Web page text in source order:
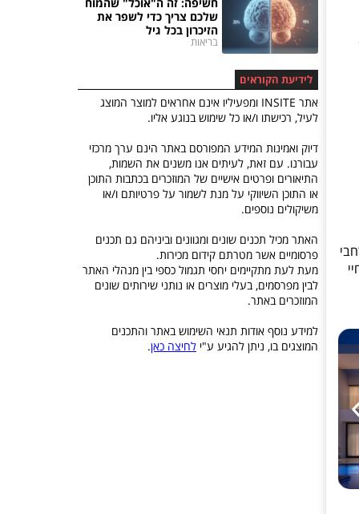
12
שלכם צריך כדי לשפר את
הזיכרון בכל גיל
בריאות
לידיעת הקוראים
אתר INSITE ומפעיליו אינם אחראים למוצר המוצג
לעיל, רכישתו ו/או כל שימוש בנוגע אליו.
דיוק ואמינות המידע המפורסם באתר הינם ערך מרכזי
עבורנו. עם זאת, לעיתים אנו משנים את השמות,
התיאורים ופרטים אישיים של המוזכרים בכתבות התוכן
או התוכן השיווקי על מנת לשמור על פרטיותם ו/או
משיקולים נוספים.
האתר מכיל תכנים שונים ומגוונים וביניהם גם תכנים
פרסומיים אשר מטרתם קידום מכירות.
מעת לעת מתקיימים יחסי תגמול כספי בין מנהלי האתר
לבין מפרסמים, בעלי מוצרים או נותני שירותים שונים
המוזכרים באתר.
למידע נוסף אודות תנאי השימוש באתר והתכנים
המוצגים בו, ניתן להגיע ע"י לחיצה כאן.